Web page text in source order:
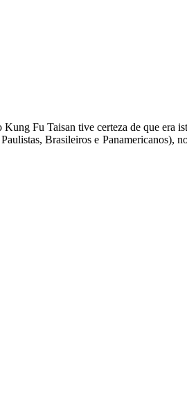
Fu Taisan tive certeza de que era
Brasileiros e Panamericanos),